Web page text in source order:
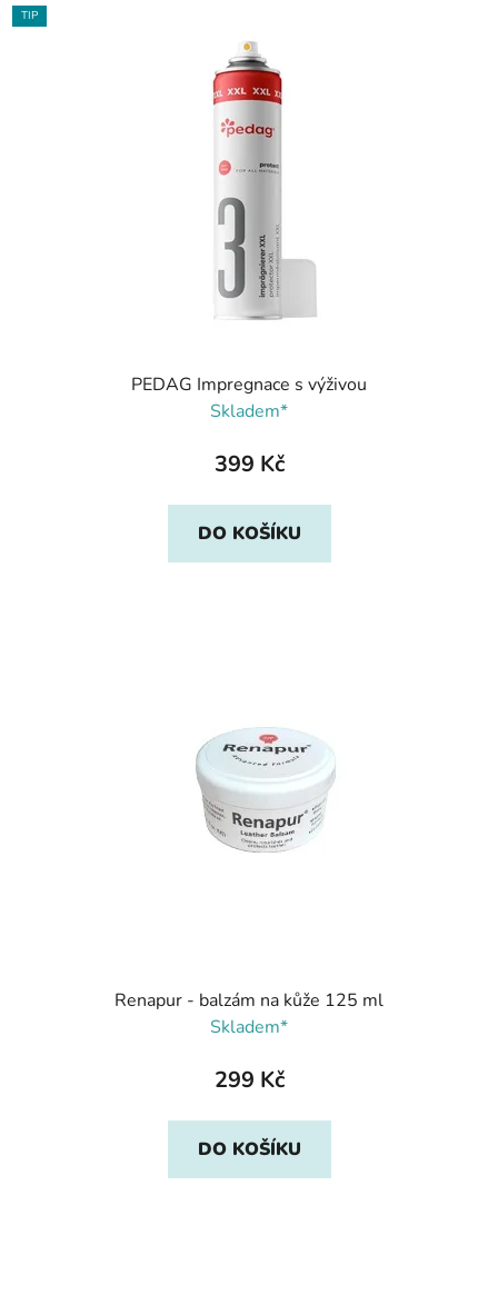
TIP
PEDAG Impregnace s výživou
Skladem*
399 Kč
DO KOŠÍKU
Renapur - balzám na kůže 125 ml
Skladem*
299 Kč
DO KOŠÍKU